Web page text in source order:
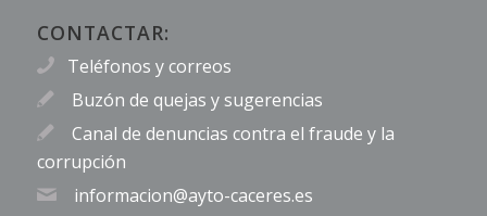
CONTACTAR:
Teléfonos y correos
Buzón de quejas y sugerencias
Canal de denuncias contra el fraude y la
corrupción
informacion@ayto-caceres.es